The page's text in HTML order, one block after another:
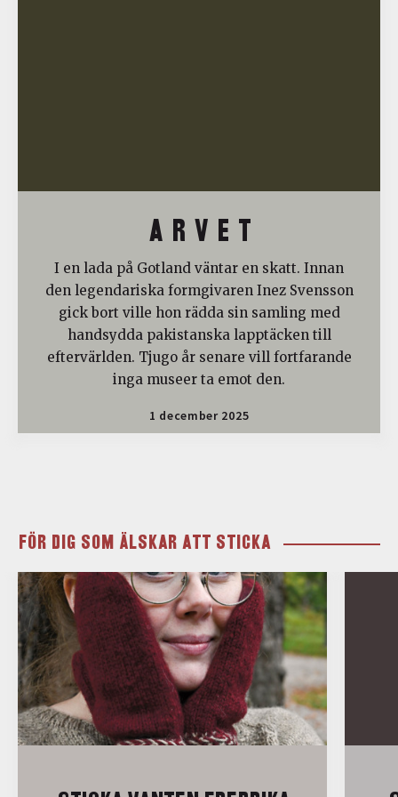
A R V E T
I en lada på Gotland väntar en skatt. Innan
den legendariska formgivaren Inez Svensson
gick bort ville hon rädda sin samling med
handsydda pakistanska lapptäcken till
eftervärlden. Tjugo år senare vill fortfarande
inga museer ta emot den.
1 december 2025
FÖR DIG SOM ÄLSKAR ATT STICKA